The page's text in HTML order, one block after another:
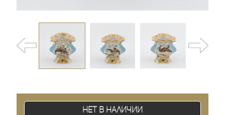
Нет в наличии